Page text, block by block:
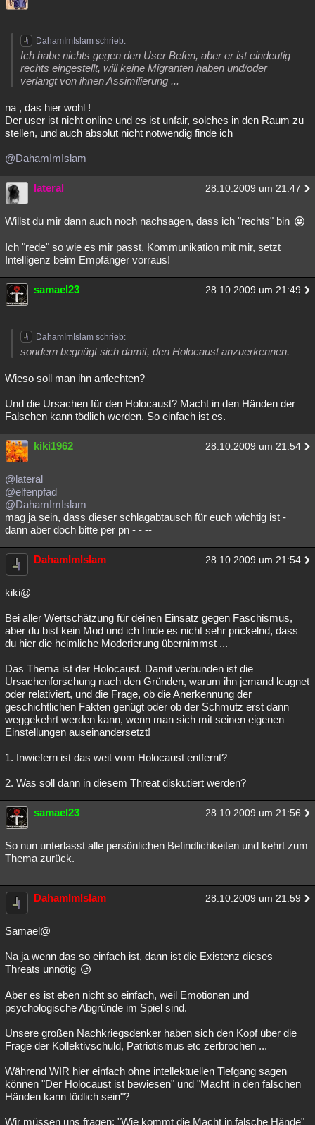
DahamImIslam schrieb:
Ich habe nichts gegen den User Befen, aber er ist eindeutig
rechts eingestellt, will keine Migranten haben und/oder
verlangt von ihnen Assimilierung ...
na , das hier wohl !
Der user ist nicht online und es ist unfair, solches in den Raum zu
stellen, und auch absolut nicht notwendig finde ich
@DahamImIslam
lateral 28.10.2009 um 21:47
Willst du mir dann auch noch nachsagen, dass ich "rechts" bin
Ich "rede" so wie es mir passt, Kommunikation mit mir, setzt
Intelligenz beim Empfänger vorraus!
samael23 28.10.2009 um 21:49
DahamImIslam schrieb:
sondern begnügt sich damit, den Holocaust anzuerkennen.
Wieso soll man ihn anfechten?
Und die Ursachen für den Holocaust? Macht in den Händen der
Falschen kann tödlich werden. So einfach ist es.
kiki1962 28.10.2009 um 21:54
@lateral
@elfenpfad
@DahamImIslam
mag ja sein, dass dieser schlagabtausch für euch wichtig ist -
dann aber doch bitte per pn - - --
DahamImIslam 28.10.2009 um 21:54
kiki@
Bei aller Wertschätzung für deinen Einsatz gegen Faschismus,
aber du bist kein Mod und ich finde es nicht sehr prickelnd, dass
du hier die heimliche Moderierung übernimmst ...
Das Thema ist der Holocaust. Damit verbunden ist die
Ursachenforschung nach den Gründen, warum ihn jemand leugnet
oder relativiert, und die Frage, ob die Anerkennung der
geschichtlichen Fakten genügt oder ob der Schmutz erst dann
weggekehrt werden kann, wenn man sich mit seinen eigenen
Einstellungen auseinandersetzt!
1. Inwiefern ist das weit vom Holocaust entfernt?
2. Was soll dann in diesem Threat diskutiert werden?
samael23 28.10.2009 um 21:56
So nun unterlasst alle persönlichen Befindlichkeiten und kehrt zum
Thema zurück.
DahamImIslam 28.10.2009 um 21:59
Samael@
Na ja wenn das so einfach ist, dann ist die Existenz dieses
Threats unnötig
Aber es ist eben nicht so einfach, weil Emotionen und
psychologische Abgründe im Spiel sind.
Unsere großen Nachkriegsdenker haben sich den Kopf über die
Frage der Kollektivschuld, Patriotismus etc zerbrochen ...
Während WIR hier einfach ohne intellektuellen Tiefgang sagen
können "Der Holocaust ist bewiesen" und "Macht in den falschen
Händen kann tödlich sein"?
Wir müssen uns fragen: "Wie kommt die Macht in falsche Hände"